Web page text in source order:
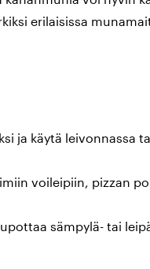
erilaisissa
ja käytä leivonnassa
voileipiin, pizzan
sämpylä- tai